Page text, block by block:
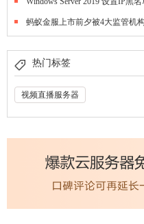
蚂蚁金服上市前夕被4大监管机
热门标签
视频直播服务器